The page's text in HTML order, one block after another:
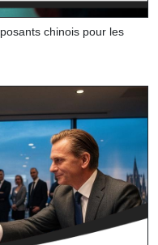
chinois pour les